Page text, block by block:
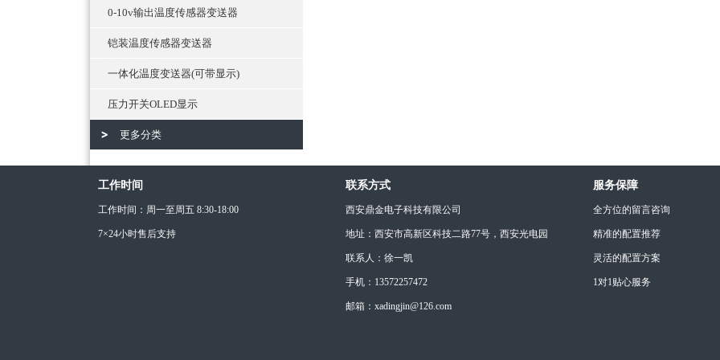
0-10v输出温度传感器变送器
铠装温度传感器变送器
一体化温度变送器(可带显示)
压力开关OLED显示
更多分类
工作时间
工作时间：周一至周五 8:30-18:00
7×24小时售后支持
联系方式
西安鼎金电子科技有限公司
地址：西安市高新区科技二路77号，西安光电园
联系人：徐一凯
手机：13572257472
邮箱：xadingjin@126.com
服务保障
全方位的留言咨询
精准的配置推荐
灵活的配置方案
1对1贴心服务